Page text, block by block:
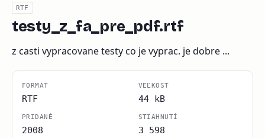
RTF
testy_z_fa_pre_pdf.rtf
z casti vypracovane testy co je vyprac. je dobre ...
FORMÁT
RTF
VEĽKOSŤ
44 kB
PRIDANÉ
2008
STIAHNUTÍ
3 598